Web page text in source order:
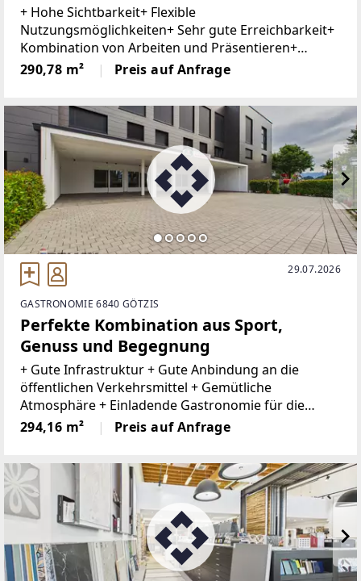
+ Hohe Sichtbarkeit+ Flexible
Nutzungsmöglichkeiten+ Sehr gute Erreichbarkeit+
Kombination von Arbeiten und Präsentieren+
Barrierefrei+ Ausreichend Besucherparkplätze+
Tiefgaragenplatz optionalIn hoch frequentierter
290,78 m² Preis auf Anfrage
29.07.2026
GASTRONOMIE 6840 GÖTZIS
Perfekte Kombination aus Sport,
Genuss und Begegnung
+ Gute Infrastruktur + Gute Anbindung an die
öffentlichen Verkehrsmittel + Gemütliche
Atmosphäre + Einladende Gastronomie für die
Tennis/Padelspieler + 50 Sitzplätze im Innenbereich
sowie zusätzlicher Gastgarten+ Gemütlicher
294,16 m² Preis auf Anfrage